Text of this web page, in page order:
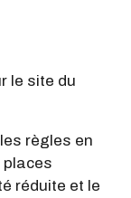
le site du
règles en
places
réduite et le